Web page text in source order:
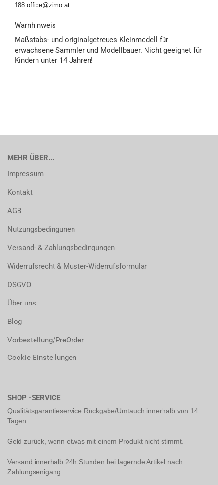
188 office@zimo.at
Warnhinweis
Maßstabs- und originalgetreues Kleinmodell für
erwachsene Sammler und Modellbauer. Nicht geeignet für
Kindern unter 14 Jahren!
MEHR ÜBER...
Impressum
Kontakt
AGB
Nutzungsbedingunen
Versand- & Zahlungsbedingungen
Widerrufsrecht & Muster-Widerrufsformular
DSGVO
Über uns
Blog
Vorbestellung/PreOrder
Cookie Einstellungen
SHOP -SERVICE
Qualitätsgarantieservice Rückgabe/Umtauch innerhalb von 14
Tagen.
Geld zurück, wenn etwas mit einem Produkt nicht stimmt.
Versand innerhalb 24h Stunden bei lagernde Artikel nach
Zahlungsenigang